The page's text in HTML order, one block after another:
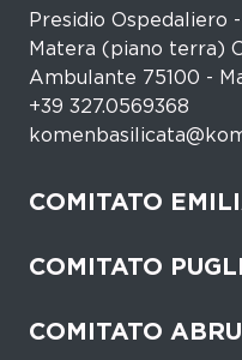
Presidio Ospedaliero
Matera (piano terra)
Ambulante 75100 -
+39 327.0569368
COMITATO
COMITATO
COMITATO